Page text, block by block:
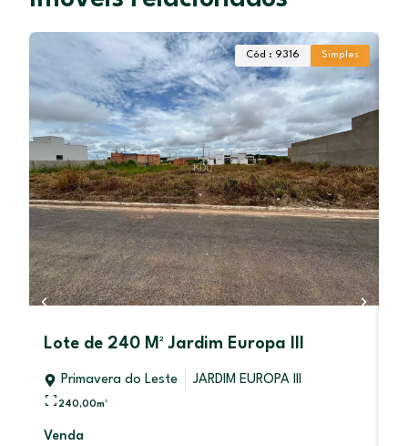
Cód : 9316 Simples
Lote de 240 M² Jardim Europa III
Primavera do Leste JARDIM EUROPA III
240,00m²
Venda